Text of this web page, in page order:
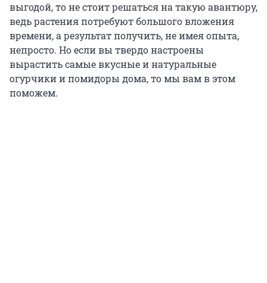
выгодой, то не стоит решаться на такую авантюру,
ведь растения потребуют большого вложения
времени, а результат получить, не имея опыта,
непросто. Но если вы твердо настроены
вырастить самые вкусные и натуральные
огурчики и помидоры дома, то мы вам в этом
поможем.